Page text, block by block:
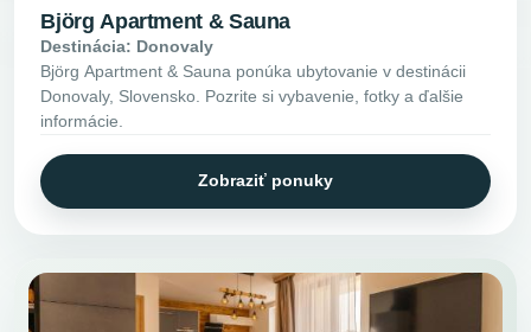
Björg Apartment & Sauna
Destinácia: Donovaly
Björg Apartment & Sauna ponúka ubytovanie v destinácii
Donovaly, Slovensko. Pozrite si vybavenie, fotky a ďalšie
informácie.
Zobraziť ponuky